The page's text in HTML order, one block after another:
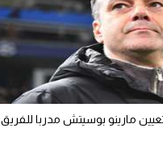
مارينو بوسيتش مدربا للفريق